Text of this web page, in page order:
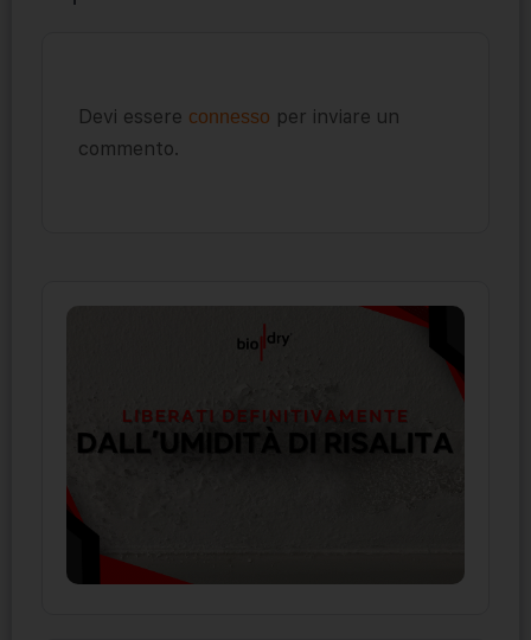
Devi essere connesso per inviare un
commento.